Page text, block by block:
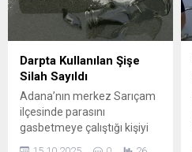
Ceyhan’da atacak’ diyerek
çıtayı yükseltti. Göreve
geldiği ilk gün hizmete
koyulan Ceyhan Belediye
Başkanı Kadir Aydar, şehir
merkezindeki tarihi
Abdülkadir Ağa Cami
yanında bulunan...
Darpta Kullanılan Şişe
Silah Sayıldı
Adana’nın merkez Sarıçam
ilçesinde parasını
gasbetmeye çalıştığı kişiyi